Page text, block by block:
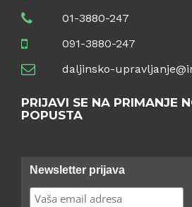
01-3880-247
091-3880-247
daljinsko-
PRIJAVI SE NA PRIMANJE
POPUSTA
Newsletter prijava